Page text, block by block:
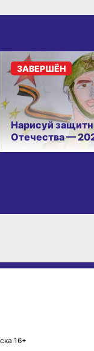
Нарисуй
Отечества —
ЗАВЕРШЁН
16+